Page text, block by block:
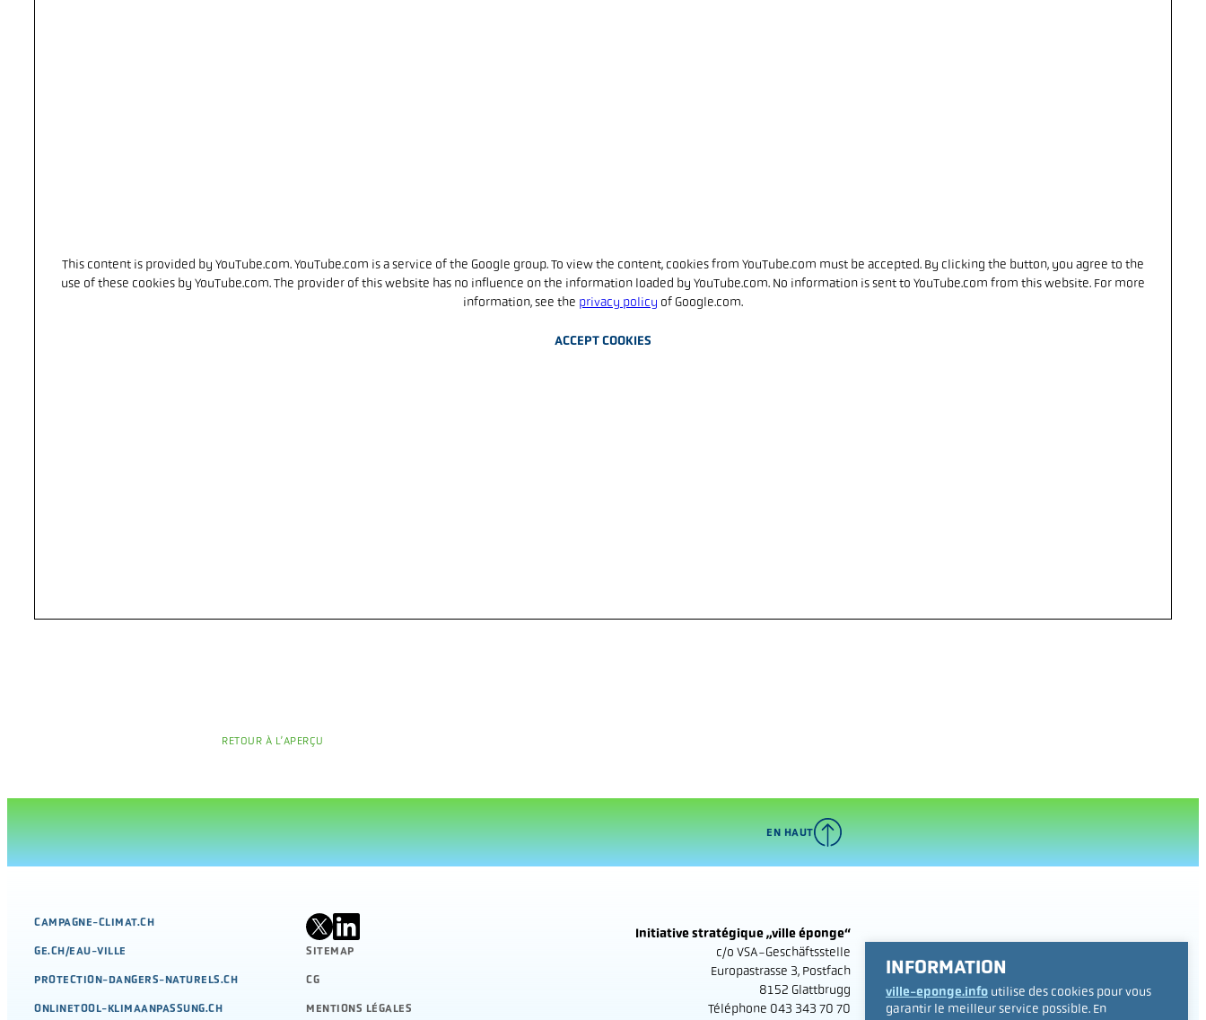
INFORMATION
ville-eponge.info utilise des cookies pour vous
garantir le meilleur service possible. En
This content is provided by YouTube.com. YouTube.com is a service of the Google group. To view the content, cookies from YouTube.com must be accepted. By clicking the button, you agree to the
use of these cookies by YouTube.com. The provider of this website has no influence on the information loaded by YouTube.com. No information is sent to YouTube.com from this website. For more
information, see the privacy policy of Google.com.
ACCEPT COOKIES
RETOUR À L’APERÇU
EN HAUT
CAMPAGNE-CLIMAT.CH
GE.CH/EAU-VILLE
PROTECTION-DANGERS-NATURELS.CH
ONLINETOOL-KLIMAANPASSUNG.CH
SITEMAP
CG
MENTIONS LÉGALES
Initiative stratégique „ville éponge“
c/o VSA-Geschäftsstelle
Europastrasse 3, Postfach
8152 Glattbrugg
Téléphone 043 343 70 70